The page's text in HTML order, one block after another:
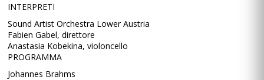
INTERPRETI
Sound Artist Orchestra Lower Austria
Fabien Gabel, direttore
Anastasia Kobekina, violoncello
PROGRAMMA
Johannes Brahms